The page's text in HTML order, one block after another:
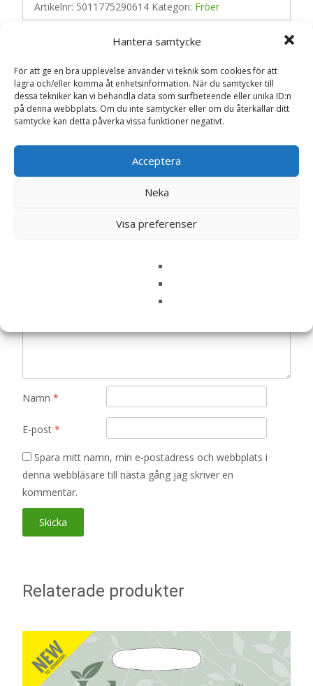
Hantera samtycke
För att ge en bra upplevelse använder vi teknik som cookies för att
lagra och/eller komma åt enhetsinformation. När du samtycker till
dessa tekniker kan vi behandla data som surfbeteende eller unika ID:n
på denna webbplats. Om du inte samtycker eller om du återkallar ditt
samtycke kan detta påverka vissa funktioner negativt.
Acceptera
Neka
Visa preferenser
Artikelnr: 5011775290614 Kategori: Fröer
Recensioner
Det finns inga recensioner än.
Din e-postadress kommer inte publiceras.
Namn *
E-post *
Spara mitt namn, min e-postadress och webbplats i
denna webbläsare till nästa gång jag skriver en
kommentar.
Relaterade produkter